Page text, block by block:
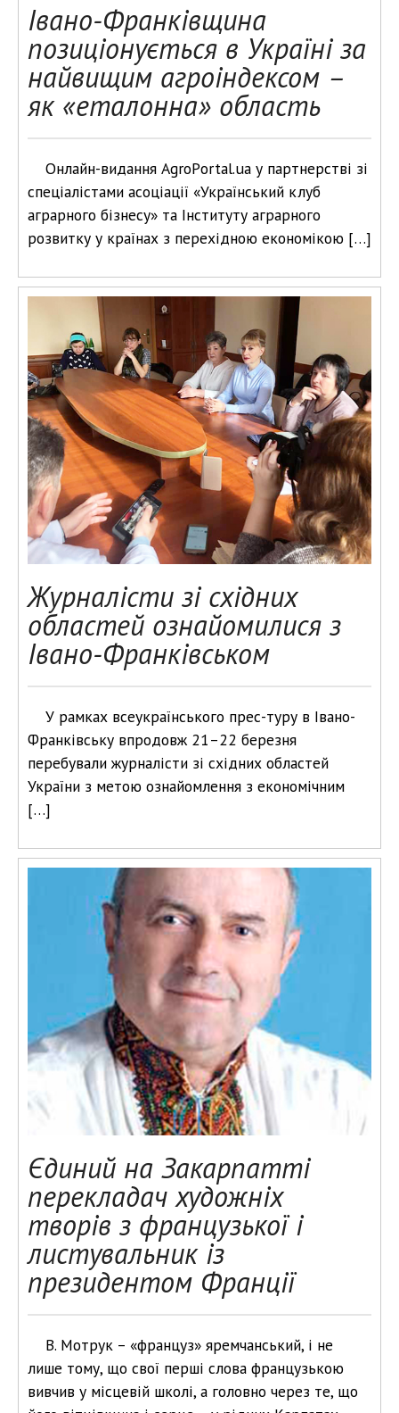
Івано-Франківщина
позиціонується в Україні за
найвищим агроіндексом –
як «еталонна» область
Онлайн-видання AgroPоrtal.ua у партнерстві зі
спеціалістами асоціації «Український клуб
аграрного бізнесу» та Інституту аграрного
розвитку у країнах з перехідною економікою […]
Журналісти зі східних
областей ознайомилися з
Івано-Франківськом
У рамках всеукраїнського прес-туру в Івано-
Франківську впродовж 21–22 березня
перебували журналісти зі східних областей
України з метою ознайомлення з економічним
[…]
Єдиний на Закарпатті
перекладач художніх
творів з французької і
листувальник із
президентом Франції
В. Мотрук – «француз» яремчанський, і не
лише тому, що свої перші слова французькою
вивчив у місцевій школі, а головно через те, що